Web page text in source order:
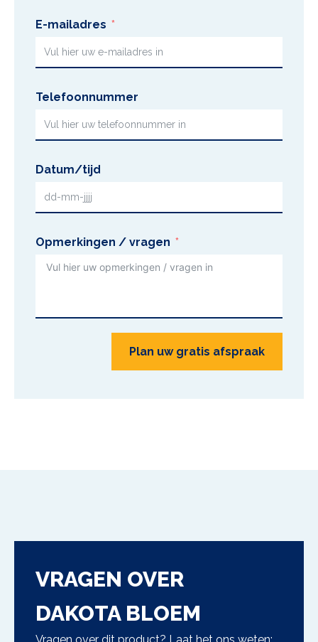
E-mailadres
Telefoonnummer
Datum/tijd
Opmerkingen / vragen
Plan uw gratis afspraak
VRAGEN OVER
DAKOTA BLOEM